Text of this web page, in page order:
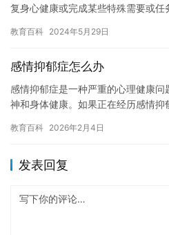
复身心健康或完成某些特殊需要或
而，…
教育百科 2024年5月29日
感情抑郁症怎么办
感情抑郁症是一种严重的心理健康
神和身体健康。如果正在经历感情抑
在…
教育百科 2026年2月4日
发表回复